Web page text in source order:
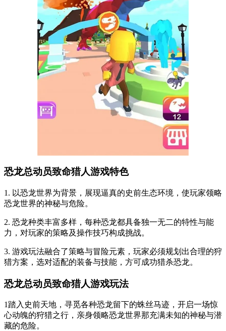
恐龙总动员致命猎人游戏特色
1. 以恐龙世界为背景，展现逼真的史前生态环境，使玩家领略
恐龙世界的神秘与危险。
2. 恐龙种类丰富多样，每种恐龙都具备独一无二的特性与能
力，对玩家的策略及操作技巧构成挑战。
3. 游戏玩法融合了策略与冒险元素，玩家必须规划出合理的狩
猎方案，选对适配的装备与技能，方可成功猎杀恐龙。
恐龙总动员致命猎人游戏玩法
1踏入史前天地，寻觅各种恐龙留下的蛛丝马迹，开启一场惊
心动魄的狩猎之行，亲身领略恐龙世界那充满未知的神秘与潜
藏的危险。